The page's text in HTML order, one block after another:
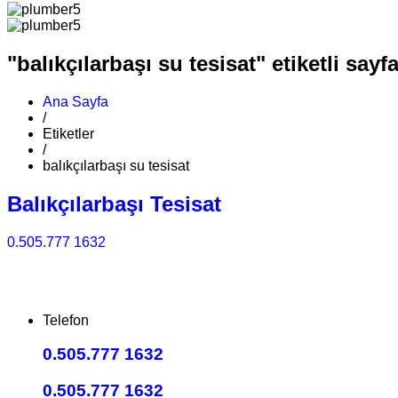
"balıkçılarbaşı su tesisat" etiketli
Ana Sayfa
/
Etiketler
/
balıkçılarbaşı su tesisat
Balıkçılarbaşı Tesisat
0.505.777 1632
Telefon
0.505.777 1632
0.505.777 1632